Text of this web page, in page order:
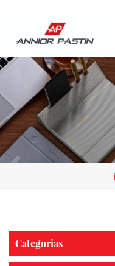
Categorias